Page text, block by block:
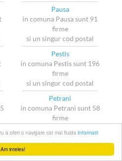
Am inteles!
a oferi o navigare cat mai fluida Informatii
Pausa
in comuna Pausa sunt 91
firme
si un singur cod postal
Pestis
in comuna Pestis sunt 196
firme
si un singur cod postal
Petrani
in comuna Petrani sunt 58
firme
Petreu